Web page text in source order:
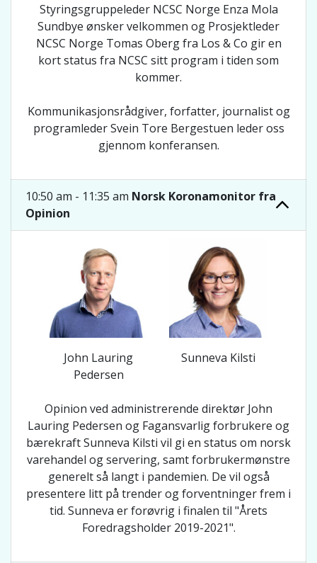
Styringsgruppeleder NCSC Norge Enza Mola
Sundbye ønsker velkommen og Prosjektleder
NCSC Norge Tomas Oberg fra Los & Co gir en
kort status fra NCSC sitt program i tiden som
kommer.
Kommunikasjonsrådgiver, forfatter, journalist og
programleder Svein Tore Bergestuen leder oss
gjennom konferansen.
10:50 am - 11:35 am Norsk Koronamonitor fra
Opinion
Opinion ved administrerende direktør John
Lauring Pedersen og Fagansvarlig forbrukere og
bærekraft Sunneva Kilsti vil gi en status om norsk
varehandel og servering, samt forbrukermønstre
generelt så langt i pandemien. De vil også
presentere litt på trender og forventninger frem i
tid. Sunneva er forøvrig i finalen til "Årets
Foredragsholder 2019-2021".
John Lauring
Pedersen
Sunneva Kilsti